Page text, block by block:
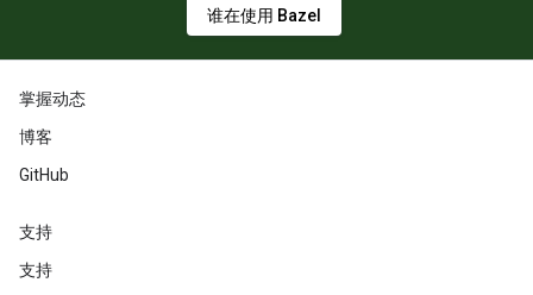
谁在使用 Bazel
掌握动态
博客
GitHub
支持
支持